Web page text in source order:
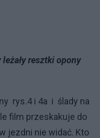
leżały resztki opony
rys.4 i 4a i ślady na
film przeskakuje do
jezdni nie widać. Kto